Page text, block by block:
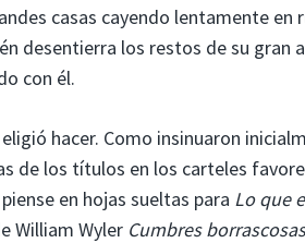
casas cayendo lentamente en
desentierra los restos de su gran
con él.
hacer. Como insinuaron
de los títulos en los carteles
en hojas sueltas para Lo que
William Wyler Cumbres